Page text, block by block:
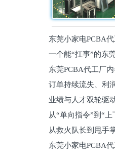
东莞小家电PCBA
员工一个能“扛事”的东
东莞PCBA代工厂
维锁客法则
订单持续流失、利
理死穴必须堵住
业绩与人才双轮驱
从“单向指令”到“
关键从救火队长到甩手
东莞小家电PCBA